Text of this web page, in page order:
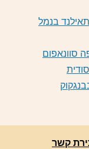
בנמל
סוונאפום
קשר